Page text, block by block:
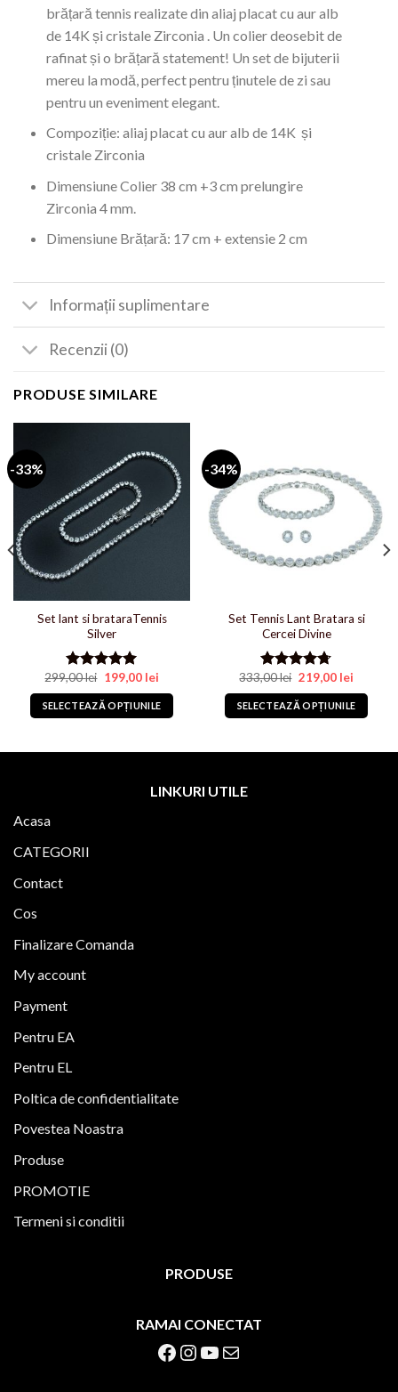
brățară tennis realizate din aliaj placat cu aur alb
de 14K și cristale Zirconia . Un colier deosebit de
rafinat și o brățară statement! Un set de bijuterii
mereu la modă, perfect pentru ținutele de zi sau
pentru un eveniment elegant.
Compoziție: aliaj placat cu aur alb de 14K și
cristale Zirconia
Dimensiune Colier 38 cm +3 cm prelungire
Zirconia 4 mm.
Dimensiune Brățară: 17 cm + extensie 2 cm
Informații suplimentare
Recenzii (0)
PRODUSE SIMILARE
-33%
Set lant si brataraTennis
Silver
Evaluat la
5.00din 5
299,00lei Prețul
inițial
a
fost:
299,00 lei.
199,00 leiPrețul
este:
199,00 lei.
SELECTEAZĂ OPȚIUNILE
produsului.
-34%
Set Tennis Lant Bratara si
Cercei Divine
Evaluat la
4.67din 5
333,00lei Prețul
inițial
a
fost:
333,00 lei.
219,00 leiPrețul
este:
219,00
SELECTEAZĂ OPȚIUNILE
LINKURI UTILE
Acasa
CATEGORII
Contact
Cos
Finalizare Comanda
My account
Payment
Pentru EA
Pentru EL
Poltica de confidentialitate
Povestea Noastra
Produse
PROMOTIE
Termeni si conditii
PRODUSE
RAMAI CONECTAT
Facebook Instagram YouTube Mail